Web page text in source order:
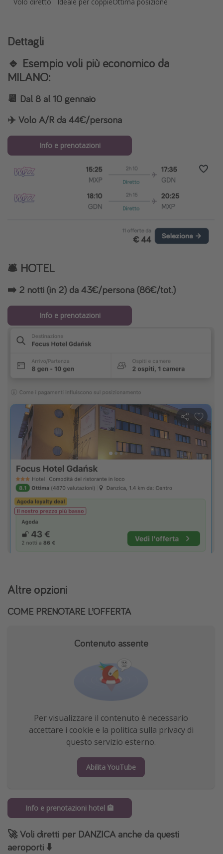
Dettagli
🔹 Esempio voli più economico da
MILANO:
📆 Dal 8 al 10 gennaio
✈️ Volo A/R da 44€/persona
Info e prenotazioni
🛎️ HOTEL
➡️ 2 notti (in 2) da 43€/persona (86€/tot.)
Info e prenotazioni
Altre opzioni
COME PRENOTARE L’OFFERTA
Contenuto assente
Per visualizzare il contenuto è necessario
accettare i cookie e la politica sulla privacy di
questo servizio esterno.
Abilita YouTube
Info e prenotazioni hotel 🏨
🚀 Voli diretti per DANZICA anche da questi
aeroporti ⬇️